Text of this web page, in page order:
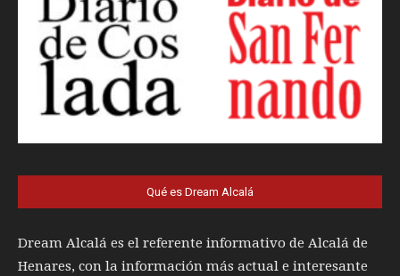
Qué es Dream Alcalá
Dream Alcalá es el referente informativo de Alcalá de
Henares, con la información más actual e interesante